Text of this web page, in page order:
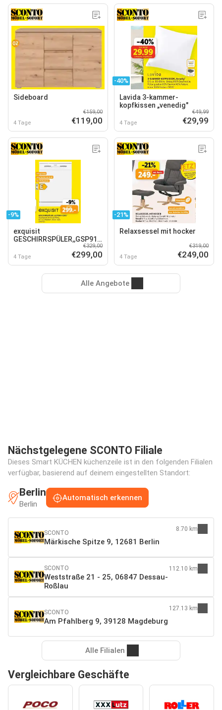
Sideboard
4 Tage
€159,00
€119,00
-40%
Lavida 3-kammer-
kopfkissen „venedig"
4 Tage
€49,99
€29,99
-9%
exquisit
GESCHIRRSPÜLER,,GSP9109-
4 Tage
€329,00
€299,00
-21%
Relaxsessel mit hocker
4 Tage
€319,00
€249,00
Alle Angebote
Nächstgelegene SCONTO Filiale
Dieses Smart KÜCHEN küchenzeile ist in den folgenden Filialen
verfügbar, basierend auf deinem eingestellten Standort:
Berlin
Berlin
Automatisch erkennen
SCONTO
Märkische Spitze 9, 12681 Berlin
8.70 km
SCONTO
Weststraße 21 - 25, 06847 Dessau-
Roßlau
112.10 km
SCONTO
Am Pfahlberg 9, 39128 Magdeburg
127.13 km
Alle Filialen
Vergleichbare Geschäfte